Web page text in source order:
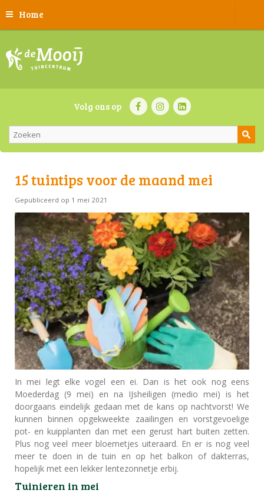
Home
Volg ons op
15 tuintips voor de maand mei
Gepubliceerd op 1 mei 2021
In mei legt elke vogel een ei. Dan is het ook nog eens
Moederdag (9 mei) en na IJsheiligen (medio mei) is het
doorgaans eindelijk gedaan met de kans op nachtvorst! We
kunnen binnen opgekweekte zaailingen en vorstgevoelige
pot- en kuipplanten dan met een gerust hart buiten zetten.
Plus nog veel meer bloemetjes uiteraard. En er is nog veel
meer te doen in de tuin en op het balkon of dakterras,
hopelijk met een lekker lentezonnetje erbij.
Tuinieren in mei